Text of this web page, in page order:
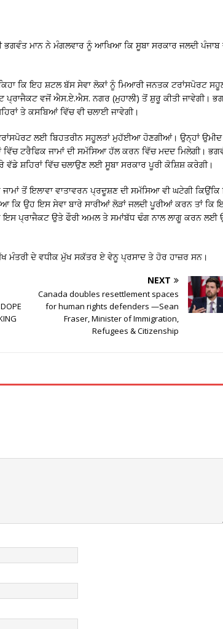
ਭਗਵੰਤ ਮਾਨ ਨੇ ਮੰਗਲਵਾਰ ਨੂੰ ਆਖਿਆ ਕਿ ਸੂਬਾ ਸਰਕਾਰ ਜਲਦੀ ਪੰਜਾਬ
ਕਿ ਇਹ ਸ਼ਟਲ ਬੱਸ ਸੇਵਾ ਲੋਕਾਂ ਨੂੰ ਮਿਆਰੀ ਜਨਤਕ ਟਰਾਂਸਪੋਰਟ
ਵਜੋਂ ਐਸ.ਏ.ਐਸ. ਨਗਰ (ਮੁਹਾਲੀ) ਤੋਂ ਸ਼ੁਰੂ ਕੀਤੀ ਜਾਵੇਗੀ।
ਤੇ ਕਸਬਿਆਂ ਵਿੱਚ ਵੀ ਚਲਾਈ ਜਾਵੇਗੀ।
ਲਈ ਬਿਹਤਰੀਨ ਸਹੂਲਤਾਂ ਮੁਹੱਈਆ ਹੋਣਗੀਆਂ। ਉਨ੍ਹਾਂ ਉਮੀਦ
ਟਰੈਫਿਕ ਜਾਮਾਂ ਦੀ ਸਮੱਸਿਆ ਹੱਲ ਕਰਨ ਵਿੱਚ ਮਦਦ ਮਿਲੇਗੀ।
ਵੱਡੇ ਸ਼ਹਿਰਾਂ ਵਿੱਚ ਚਲਾਉਣ ਲਈ ਸੂਬਾ ਸਰਕਾਰ ਪੂਰੀ ਕੋਸ਼ਿਸ਼ ਕਰੇਗੀ।
ਤੋਂ ਇਲਾਵਾ ਵਾਤਾਵਰਨ ਪ੍ਰਦੂਸ਼ਣ ਦੀ ਸਮੱਸਿਆ ਵੀ ਘਟੇਗੀ
ਕਿ ਉਹ ਇਸ ਸੇਵਾ ਬਾਰੇ ਸਾਰੀਆਂ ਲੋੜਾਂ ਜਲਦੀ ਪੂਰੀਆਂ ਕਰਨ ਤਾਂ ਕਿ
ਇਸ ਪ੍ਰਾਜੈਕਟ ਉਤੇ ਫੌਰੀ ਅਮਲ ਤੇ ਸਮਾਂਬੱਧ ਢੰਗ ਨਾਲ ਲਾਗੂ ਕਰਨ ਲਈ
ਮੰਤਰੀ ਦੇ ਵਧੀਕ ਮੁੱਖ ਸਕੱਤਰ ਏ ਵੇਨੂ ਪ੍ਰਸਾਦ ਤੇ ਹੋਰ ਹਾਜ਼ਰ ਸਨ।
NEXT
Canada doubles resettlement spaces
for human rights defenders —Sean
Fraser, Minister of Immigration,
Refugees & Citizenship